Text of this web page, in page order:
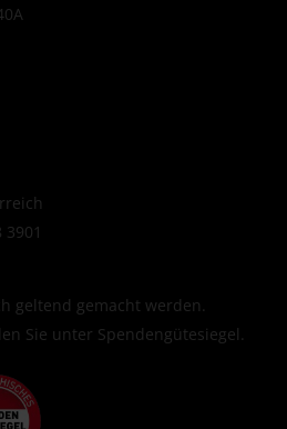
3901
geltend gemacht werden.
Sie unter Spendengütesiegel.